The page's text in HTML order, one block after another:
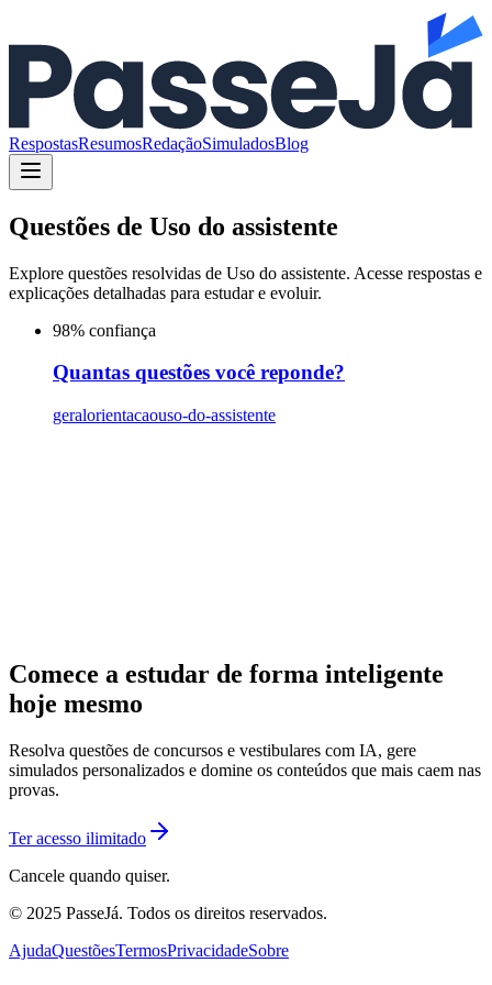
RespostasResumosRedaçãoSimuladosBlog
Questões de Uso do assistente
Explore questões resolvidas de Uso do assistente. Acesse respostas e
explicações detalhadas para estudar e evoluir.
98% confiança
Quantas questões você reponde?
geralorientacaouso-do-assistente
Comece a estudar de forma inteligente
hoje mesmo
Resolva questões de concursos e vestibulares com IA, gere
simulados personalizados e domine os conteúdos que mais caem nas
provas.
Ter acesso ilimitado
Cancele quando quiser.
© 2025 PasseJá. Todos os direitos reservados.
AjudaQuestõesTermosPrivacidadeSobre